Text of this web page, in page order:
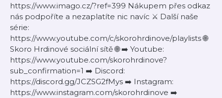
https://www.imago.cz/?ref=399 Nákupem přes odkaz
nás podpoříte a nezaplatíte nic navíc ⚔️ Další naše
série:
https://www.youtube.com/c/skorohrdinove/playlists 🌐
Skoro Hrdinové sociální sítě 🌐 ➡️ Youtube:
https://www.youtube.com/skorohrdinove?
sub_confirmation=1 ➡️ Discord:
https://discord.gg/JCZSG2fMys ➡️ Instagram:
https://www.instagram.com/skorohrdinove ➡️